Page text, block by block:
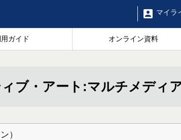
マイラ
ガイド オンライン資料
ブ・アート:マルチメディ
）